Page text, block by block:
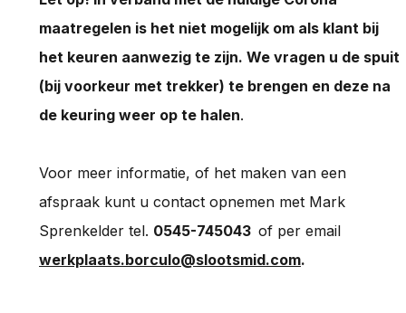
maatregelen is het niet mogelijk om als klant bij
het keuren aanwezig te zijn. We vragen u de spuit
(bij voorkeur met trekker) te brengen en deze na
de keuring weer op te halen.
Voor meer informatie, of het maken van een
afspraak kunt u contact opnemen met Mark
Sprenkelder tel. 0545-745043 of per email
werkplaats.borculo@slootsmid.com.